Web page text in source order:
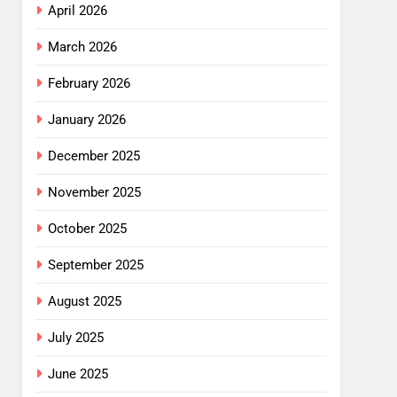
April 2026
March 2026
February 2026
January 2026
December 2025
November 2025
October 2025
September 2025
August 2025
July 2025
June 2025